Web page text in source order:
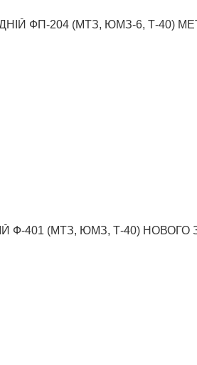
ФП-204 (МТЗ, ЮМЗ-6, Т-40)
Ф-401 (МТЗ, ЮМЗ, Т-40) НОВОГО